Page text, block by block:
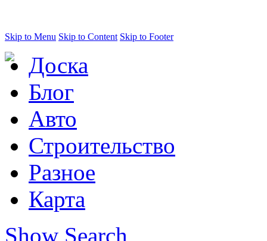
Skip to Menu Skip to Content Skip to Footer
Доска
Блог
Авто
Строительство
Разное
Карта
Show Search